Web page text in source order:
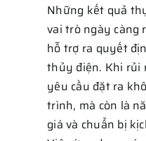
Những kết quả
vai trò ngày càng
hỗ trợ ra quyết
thủy điện. Khi rủi
yêu cầu đặt ra
trình, mà còn là
giá và chuẩn bị